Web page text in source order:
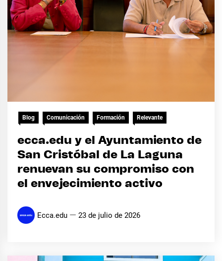
Blog Comunicación Formación Relevante
ecca.edu y el Ayuntamiento de
San Cristóbal de La Laguna
renuevan su compromiso con
el envejecimiento activo
Ecca.edu 23 de julio de 2026